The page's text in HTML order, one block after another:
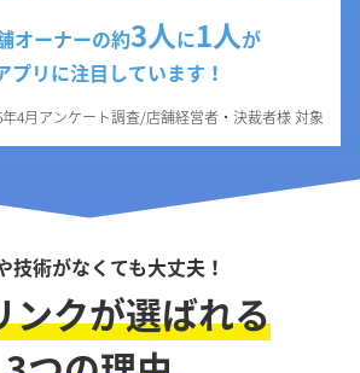
オーナーの約3人に1人が
プリに注目しています！
4月アンケート調査/店舗経営者・決裁者様 対象
技術がなくても大丈夫！
ンクが選ばれる